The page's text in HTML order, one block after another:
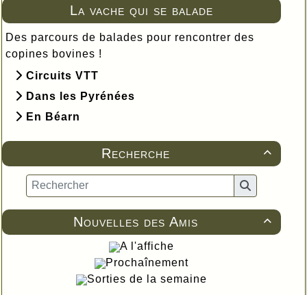
La vache qui se balade
Des parcours de balades pour rencontrer des
copines bovines !
Circuits VTT
Dans les Pyrénées
En Béarn

Recherche

Nouvelles des Amis
A l'affiche
Prochaînement
Sorties de la semaine